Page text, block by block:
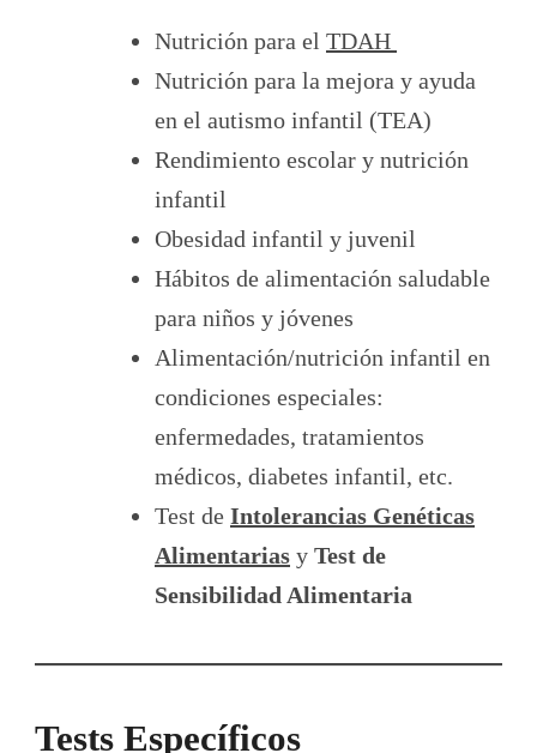
Nutrición para el TDAH
Nutrición para la mejora y ayuda
en el autismo infantil (TEA)
Rendimiento escolar y nutrición
infantil
Obesidad infantil y juvenil
Hábitos de alimentación saludable
para niños y jóvenes
Alimentación/nutrición infantil en
condiciones especiales:
enfermedades, tratamientos
médicos, diabetes infantil, etc.
Test de Intolerancias Genéticas
Alimentarias y Test de
Sensibilidad Alimentaria
Tests Específicos